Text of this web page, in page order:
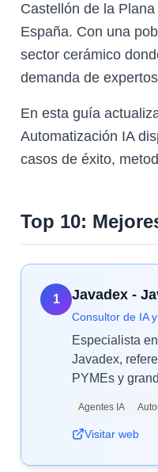
Castellón de la
España. Con una
sector cerámico
demanda de
En esta guía
Automatización IA
casos de éxito,
Top 10:
1 Javadex -
Consultor de IA
Especialista
Javadex,
PYMEs y
Agentes IA
Visitar web